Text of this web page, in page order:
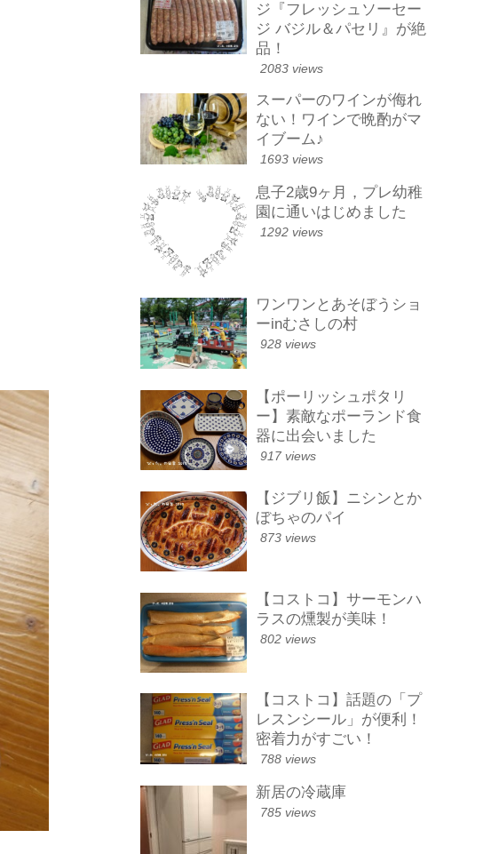
ジ『フレッシュソーセー
ジ バジル＆パセリ』が絶
品！
2083 views
スーパーのワインが侮れ
ない！ワインで晩酌がマ
イブーム♪
1693 views
息子2歳9ヶ月，プレ幼稚
園に通いはじめました
1292 views
ワンワンとあそぼうショ
ーinむさしの村
928 views
【ポーリッシュポタリ
ー】素敵なポーランド食
器に出会いました
917 views
【ジブリ飯】ニシンとか
ぼちゃのパイ
873 views
【コストコ】サーモンハ
ラスの燻製が美味！
802 views
【コストコ】話題の「プ
レスンシール」が便利！
密着力がすごい！
788 views
新居の冷蔵庫
785 views